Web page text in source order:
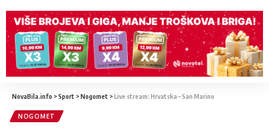
NovaBila.info >Sport >Nogomet >Live stream: Hrvatska – San Marino
NOGOMET